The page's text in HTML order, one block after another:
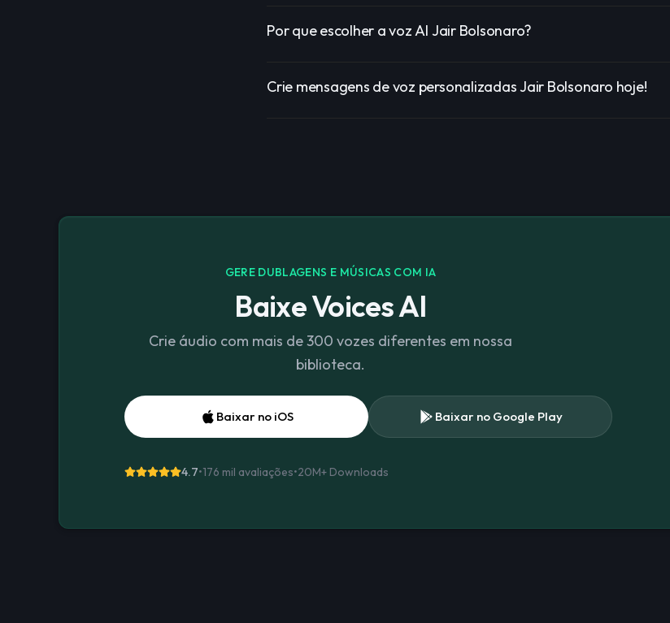
Por que escolher a voz AI Jair Bolsonaro?
Crie mensagens de voz personalizadas Jair Bolsonaro hoje!
GERE DUBLAGENS E MÚSICAS COM IA
Baixe Voices AI
Crie áudio com mais de 300 vozes diferentes em nossa
biblioteca.
Baixar no iOS Baixar no Google Play
4.7•176 mil avaliações•20M+ Downloads